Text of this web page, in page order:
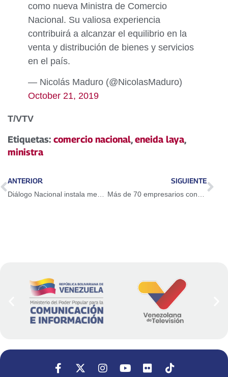
como nueva Ministra de Comercio
Nacional. Su valiosa experiencia
contribuirá a alcanzar el equilibrio en la
venta y distribución de bienes y servicios
en el país.
— Nicolás Maduro (@NicolasMaduro)
October 21, 2019
T/VTV
Etiquetas: comercio nacional,eneida laya,
ministra
ANTERIOR
Diálogo Nacional instala mesas complementarias de partidos políticos, electoral y economía
SIGUIENTE
Más de 70 empresarios convocados a Expo Feria Carrizal Potencia 2019